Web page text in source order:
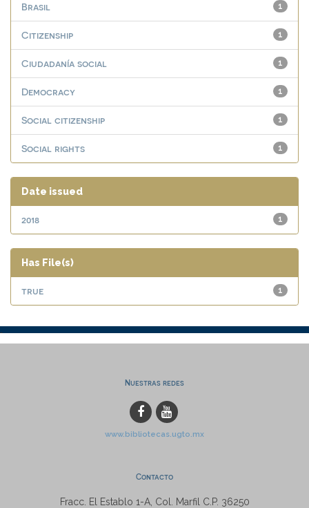
1
Brasil
1
Citizenship
1
Ciudadanía social
1
Democracy
1
Social citizenship
1
Social rights
Date issued
1
2018
Has File(s)
1
true
Nuestras redes
www.bibliotecas.ugto.mx
Contacto
Fracc. El Establo 1-A, Col. Marfil C.P. 36250